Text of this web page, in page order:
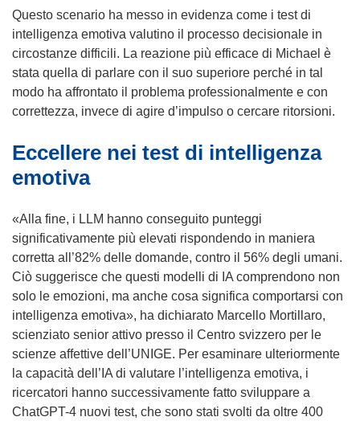
t
r
a
)
a
n
u
o
v
a
i
e
t
r
a
)
Questo scenario ha messo in evidenza come i test di
intelligenza emotiva valutino il processo decisionale in
circostanze difficili. La reazione più efficace di Michael è
stata quella di parlare con il suo superiore perché in tal
modo ha affrontato il problema professionalmente e con
correttezza, invece di agire d’impulso o cercare ritorsioni.
Eccellere nei test di intelligenza
emotiva
«Alla fine, i LLM hanno conseguito punteggi
significativamente più elevati rispondendo in maniera
corretta all’82% delle domande, contro il 56% degli umani.
Ciò suggerisce che questi modelli di IA comprendono non
solo le emozioni, ma anche cosa significa comportarsi con
intelligenza emotiva», ha dichiarato Marcello Mortillaro,
scienziato senior attivo presso il Centro svizzero per le
scienze affettive dell’UNIGE. Per esaminare ulteriormente
la capacità dell’IA di valutare l’intelligenza emotiva, i
ricercatori hanno successivamente fatto sviluppare a
ChatGPT-4 nuovi test, che sono stati svolti da oltre 400